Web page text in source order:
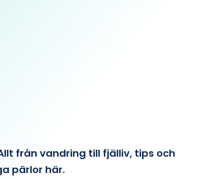
från vandring till fjälliv, tips och
pärlor här.